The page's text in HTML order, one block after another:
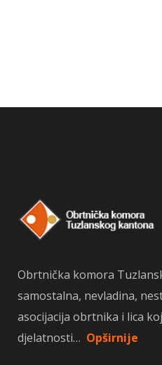
Obrtnička komora
samostalna, nevladina,
asocijacija obrtnika i lica
djelatnosti… Opširnije